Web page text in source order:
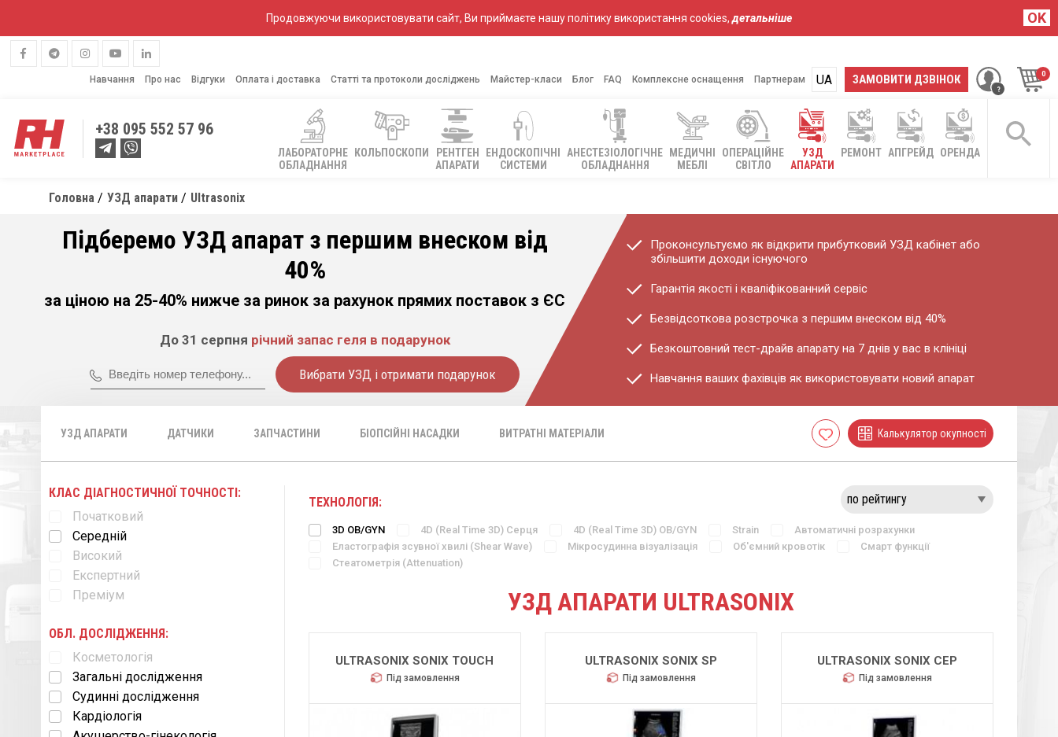
Продовжуючи використовувати сайт, Ви приймаєте нашу політику використання cookies,детальніше OK
Навчання Про нас Відгуки Оплата і доставка Статті та протоколи досліджень Майстер-класи Блог FAQ Комплексне оснащення Партнерам ЗАМОВИТИ ДЗВІНОК
UA
RU
+38 095 552 57 96
ЛАБОРАТОРНЕ
ОБЛАДНАННЯ
КОЛЬПОСКОПИ
РЕНТГЕН
АПАРАТИ
ЕНДОСКОПІЧНІ
СИСТЕМИ
АНЕСТЕЗІОЛОГІЧНЕ
ОБЛАДНАННЯ
МЕДИЧНІ
МЕБЛІ
ОПЕРАЦІЙНЕ
СВІТЛО
УЗД
АПАРАТИ
РЕМОНТ АПГРЕЙД ОРЕНДА
Головна УЗД апарати Ultrasonix
Підберемо УЗД апарат з першим внеском від
40%
за ціною на 25-40% нижче за ринок за рахунок прямих поставок з ЄС
До 31 серпня річний запас геля в подарунок
Вибрати УЗД і отримати подарунок
Проконсультуємо як відкрити прибутковий УЗД кабінет або
збільшити доходи існуючого
Гарантія якості і кваліфікованний сервіс
Безвідсоткова розстрочка з першим внеском від 40%
Безкоштовний тест-драйв апарату на 7 днів у вас в клініці
Навчання ваших фахівців як використовувати новий апарат
УЗД АПАРАТИ ДАТЧИКИ ЗАПЧАСТИНИ БІОПСІЙНІ НАСАДКИ
ВИТРАТНІ МАТЕРІАЛИ
Cписок
Калькулятор окупності
ТЕХНОЛОГІЯ:
3D OB/GYN 4D (Real Time 3D) Cерця 4D (Real Time 3D) OB/GYN Strain
Автоматичні розрахунки
Еластографія зсувної хвилі (Shear Wave)
Мікросудинна візуалізація Об'ємний кровотік
Смарт функції
Стеатометрія (Attenuation)
КЛАС ДІАГНОСТИЧНОЇ ТОЧНОСТІ:
Початковий
Середній
Високий
Експертний
Преміум
ОБЛ. ДОСЛІДЖЕННЯ:
Косметологія
Загальні дослідження
Судинні дослідження
Кардіологія
УЗД АПАРАТИ ULTRASONIX
ULTRASONIX SONIX TOUCH
Під замовлення
ULTRASONIX SONIX SP
Під замовлення
ULTRASONIX SONIX CEP
Під замовлення